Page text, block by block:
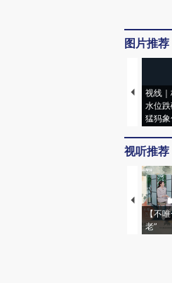
图片推荐
视线
水位
猛犸
视听推荐
【不
老”